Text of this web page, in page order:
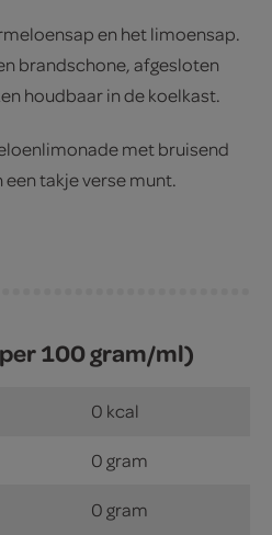
en het limoensap.
brandschone, afgesloten
houdbaar in de koelkast.
met bruisend
takje verse munt.
100 gram/ml)
0 kcal
0 gram
0 gram